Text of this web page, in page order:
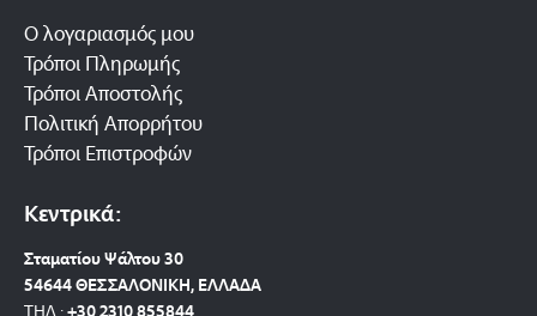
Ο λογαριασμός μου
Τρόποι Πληρωμής
Τρόποι Αποστολής
Πολιτική Απορρήτου
Τρόποι Επιστροφών
Κεντρικά:
Σταματίου Ψάλτου 30
54644 ΘΕΣΣΑΛΟΝΙΚΗ, ΕΛΛΑΔΑ
ΤΗΛ.:+30 2310 855844